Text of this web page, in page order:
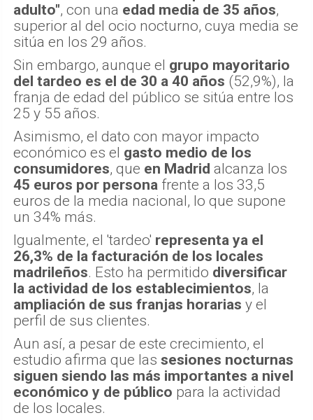
adulto", con una edad media de 35 años,
superior al del ocio nocturno, cuya media se
sitúa en los 29 años.
Sin embargo, aunque el grupo mayoritario
del tardeo es el de 30 a 40 años (52,9%), la
franja de edad del público se sitúa entre los
25 y 55 años.
Asimismo, el dato con mayor impacto
económico es el gasto medio de los
consumidores, que en Madrid alcanza los
45 euros por persona frente a los 33,5
euros de la media nacional, lo que supone
un 34% más.
Igualmente, el 'tardeo' representa ya el
26,3% de la facturación de los locales
madrileños. Esto ha permitido diversificar
la actividad de los establecimientos, la
ampliación de sus franjas horarias y el
perfil de sus clientes.
Aun así, a pesar de este crecimiento, el
estudio afirma que las sesiones nocturnas
siguen siendo las más importantes a nivel
económico y de público para la actividad
de los locales.